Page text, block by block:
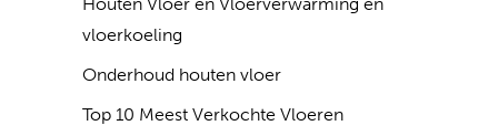
vloerkoeling
Onderhoud houten vloer
Top 10 Meest Verkochte Vloeren